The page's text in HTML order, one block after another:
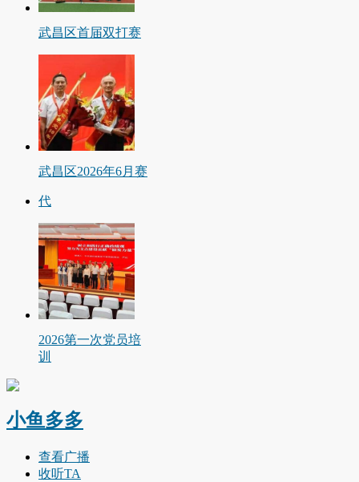
武昌区首届双打赛
武昌区2026年6月赛
代
2026第一次党员培
训
小鱼多多
查看广播
收听TA